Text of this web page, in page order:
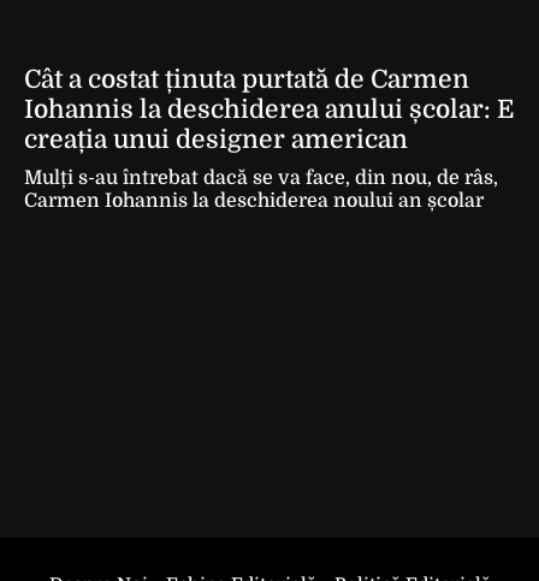
Cât a costat ținuta purtată de Carmen
Iohannis la deschiderea anului școlar: E
creația unui designer american
Mulți s-au întrebat dacă se va face, din nou, de râs,
Carmen Iohannis la deschiderea noului an școlar